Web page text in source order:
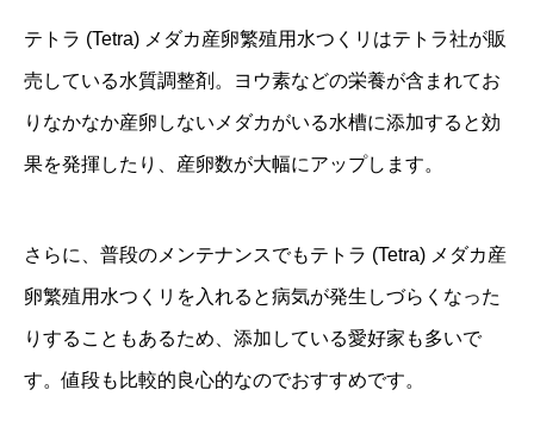
テトラ (Tetra) メダカ産卵繁殖用水つくリはテトラ社が販
売している水質調整剤。ヨウ素などの栄養が含まれてお
りなかなか産卵しないメダカがいる水槽に添加すると効
果を発揮したり、産卵数が大幅にアップします。
さらに、普段のメンテナンスでもテトラ (Tetra) メダカ産
卵繁殖用水つくリを入れると病気が発生しづらくなった
りすることもあるため、添加している愛好家も多いで
す。値段も比較的良心的なのでおすすめです。